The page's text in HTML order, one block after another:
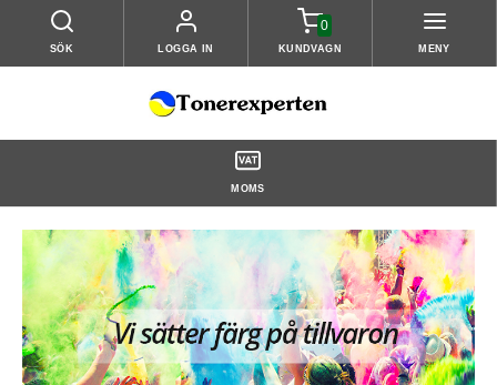
SÖK LOGGA IN
0
KUNDVAGN MENY
MOMS